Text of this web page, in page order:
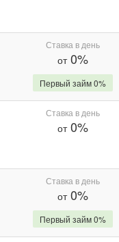
Ставка в день
от0%
Первый займ 0%
Ставка в день
от0%
Ставка в день
от0%
Первый займ 0%